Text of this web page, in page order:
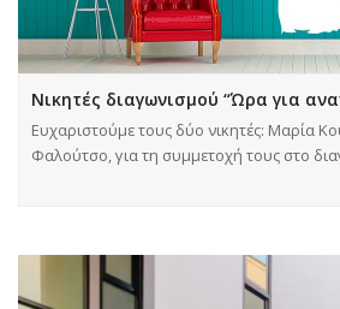
Νικητές διαγωνισμού “Ώρα για
Eυχαριστούμε τους δύο νικητές: Μαρία
Φαλούτσο, για τη συμμετοχή τους στο